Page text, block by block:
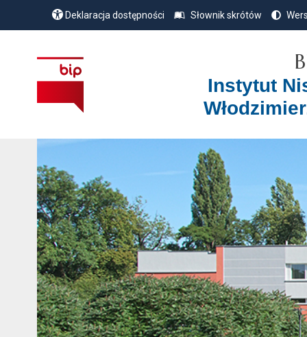
Deklaracja dostępności Słownik skrótów
Instytut